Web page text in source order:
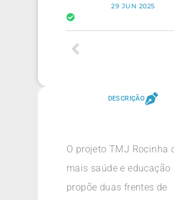
29 JUN 2025
DESCRIÇÃO
O projeto TMJ Rocinha
mais saúde e educação
propõe duas frentes de